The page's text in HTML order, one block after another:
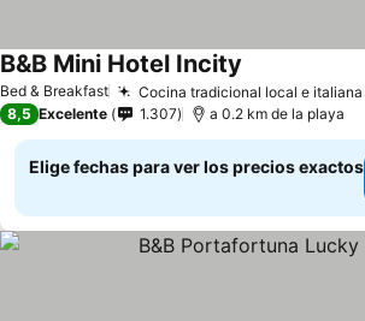
Bed & Breakfast Cocina tradicional local e italiana
B&B Mini Hotel Incity
8,5 Excelente 1.307 a 0.2 km de la playa
Elige fechas para ver los precios exactos